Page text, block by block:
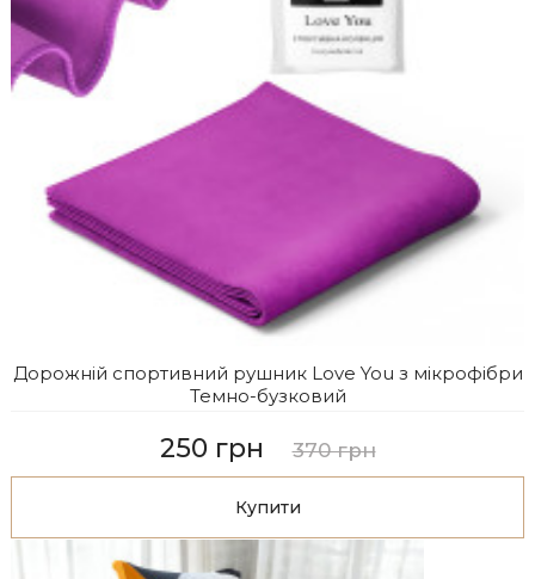
Дорожній спортивний рушник Love You з мікрофібри
Темно-бузковий
250 грн 370 грн
Купити